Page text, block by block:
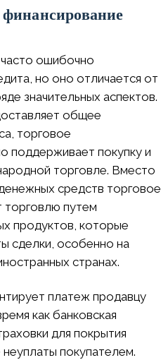
финансирование
ошибочно
но оно отличается от
значительных аспектов.
общее
торговое
поддерживает покупку и
торговле. Вместо
средств торговое
торговлю путем
продуктов, которые
сделки, особенно на
странах.
платеж продавцу
как банковская
для покрытия
покупателем.